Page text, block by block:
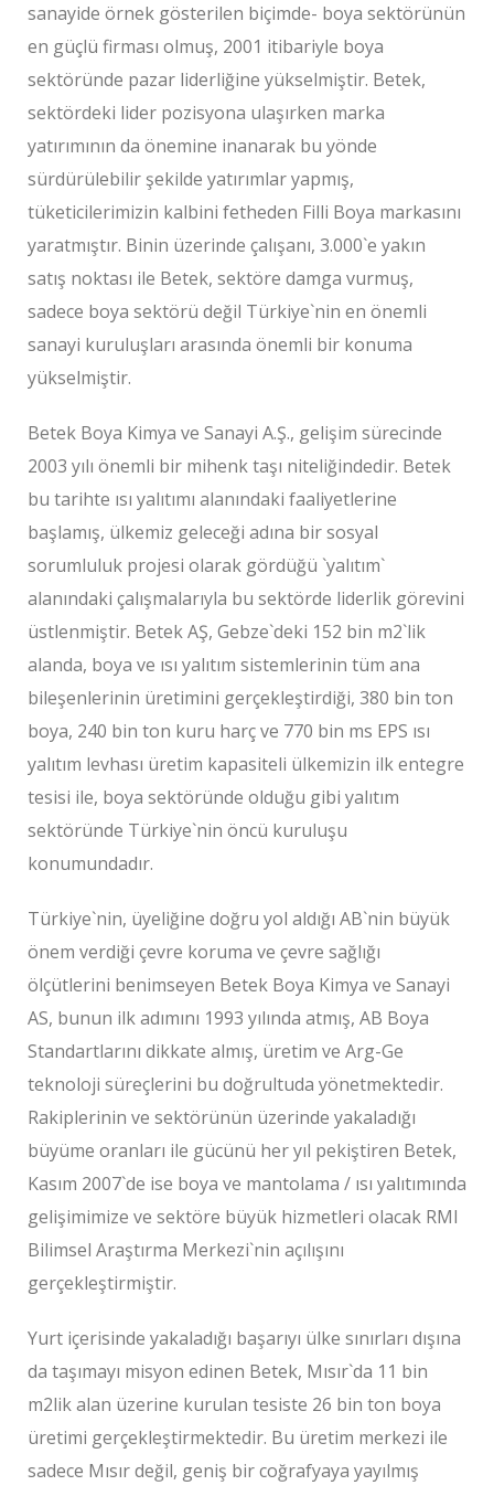
sanayide örnek gösterilen biçimde- boya sektörünün
en güçlü firması olmuş, 2001 itibariyle boya
sektöründe pazar liderliğine yükselmiştir. Betek,
sektördeki lider pozisyona ulaşırken marka
yatırımının da önemine inanarak bu yönde
sürdürülebilir şekilde yatırımlar yapmış,
tüketicilerimizin kalbini fetheden Filli Boya markasını
yaratmıştır. Binin üzerinde çalışanı, 3.000`e yakın
satış noktası ile Betek, sektöre damga vurmuş,
sadece boya sektörü değil Türkiye`nin en önemli
sanayi kuruluşları arasında önemli bir konuma
yükselmiştir.
Betek Boya Kimya ve Sanayi A.Ş., gelişim sürecinde
2003 yılı önemli bir mihenk taşı niteliğindedir. Betek
bu tarihte ısı yalıtımı alanındaki faaliyetlerine
başlamış, ülkemiz geleceği adına bir sosyal
sorumluluk projesi olarak gördüğü `yalıtım`
alanındaki çalışmalarıyla bu sektörde liderlik görevini
üstlenmiştir. Betek AŞ, Gebze`deki 152 bin m2`lik
alanda, boya ve ısı yalıtım sistemlerinin tüm ana
bileşenlerinin üretimini gerçekleştirdiği, 380 bin ton
boya, 240 bin ton kuru harç ve 770 bin ms EPS ısı
yalıtım levhası üretim kapasiteli ülkemizin ilk entegre
tesisi ile, boya sektöründe olduğu gibi yalıtım
sektöründe Türkiye`nin öncü kuruluşu
konumundadır.
Türkiye`nin, üyeliğine doğru yol aldığı AB`nin büyük
önem verdiği çevre koruma ve çevre sağlığı
ölçütlerini benimseyen Betek Boya Kimya ve Sanayi
AS, bunun ilk adımını 1993 yılında atmış, AB Boya
Standartlarını dikkate almış, üretim ve Arg-Ge
teknoloji süreçlerini bu doğrultuda yönetmektedir.
Rakiplerinin ve sektörünün üzerinde yakaladığı
büyüme oranları ile gücünü her yıl pekiştiren Betek,
Kasım 2007`de ise boya ve mantolama / ısı yalıtımında
gelişimimize ve sektöre büyük hizmetleri olacak RMI
Bilimsel Araştırma Merkezi`nin açılışını
gerçekleştirmiştir.
Yurt içerisinde yakaladığı başarıyı ülke sınırları dışına
da taşımayı misyon edinen Betek, Mısır`da 11 bin
m2lik alan üzerine kurulan tesiste 26 bin ton boya
üretimi gerçekleştirmektedir. Bu üretim merkezi ile
sadece Mısır değil, geniş bir coğrafyaya yayılmış